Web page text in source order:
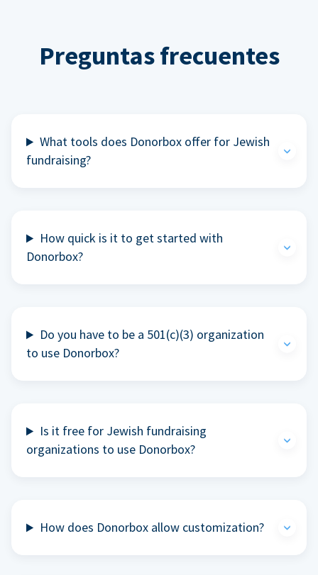
Preguntas frecuentes
What tools does Donorbox offer for Jewish
fundraising?
How quick is it to get started with
Donorbox?
Do you have to be a 501(c)(3) organization
to use Donorbox?
Is it free for Jewish fundraising
organizations to use Donorbox?
How does Donorbox allow customization?